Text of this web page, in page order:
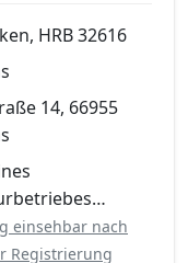
HRB 32616
14, 66955
einsehbar nach
Registrierung